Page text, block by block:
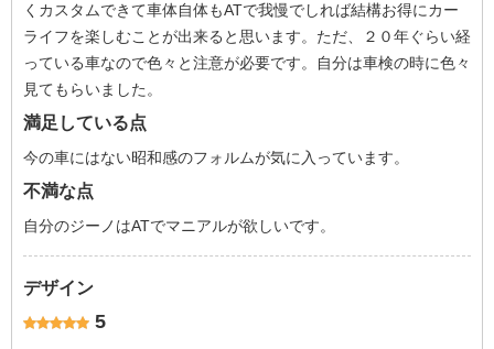
くカスタムできて車体自体もATで我慢でしれば結構お得にカー
ライフを楽しむことが出来ると思います。ただ、２０年ぐらい経
っている車なので色々と注意が必要です。自分は車検の時に色々
見てもらいました。
満足している点
今の車にはない昭和感のフォルムが気に入っています。
不満な点
自分のジーノはATでマニアルが欲しいです。
デザイン
5